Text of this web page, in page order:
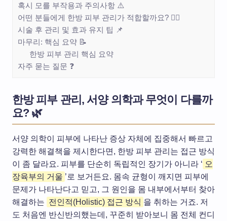
혹시 모를 부작용과 주의사항 ⚠️
어떤 분들에게 한방 피부 관리가 적합할까요? 🙋‍♀️
시술 후 관리 및 효과 유지 팁 📌
마무리: 핵심 요약 📝
한방 피부 관리 핵심 요약
자주 묻는 질문 ❓
한방 피부 관리, 서양 의학과 무엇이 다를까
요? 🌿
서양 의학이 피부에 나타난 증상 자체에 집중해서 빠르고
강력한 해결책을 제시한다면, 한방 피부 관리는 접근 방식
이 좀 달라요. 피부를 단순히 독립적인 장기가 아니라 ‘ 오
장육부의 거울 ’로 보거든요. 몸속 균형이 깨지면 피부에
문제가 나타난다고 믿고, 그 원인을 몸 내부에서부터 찾아
해결하는 전인적(Holistic) 접근 방식 을 취하는 거죠. 저
도 처음엔 반신반의했는데, 꾸준히 받아보니 몸 전체 컨디